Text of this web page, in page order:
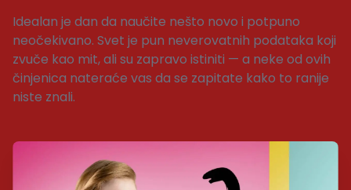
Idealan je dan da naučite nešto novo i potpuno
neočekivano. Svet je pun neverovatnih podataka koji
zvuče kao mit, ali su zapravo istiniti — a neke od ovih
činjenica nateraće vas da se zapitate kako to ranije
niste znali.